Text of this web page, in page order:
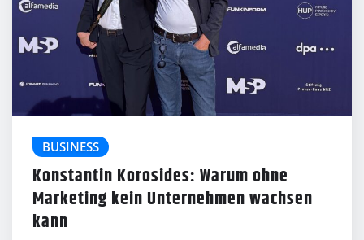
BUSINESS
Konstantin Korosides: Warum ohne
Marketing kein Unternehmen wachsen
kann